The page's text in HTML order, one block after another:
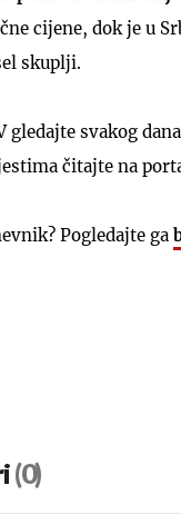
cijene, dok je u
skuplji.
gledajte svakog
čitajte na
Pogledajte ga
(0)